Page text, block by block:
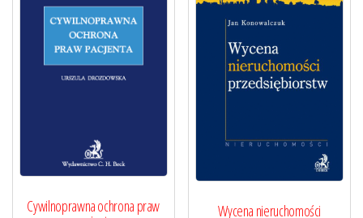
Cywilnoprawna ochrona praw Wycena nieruchomości